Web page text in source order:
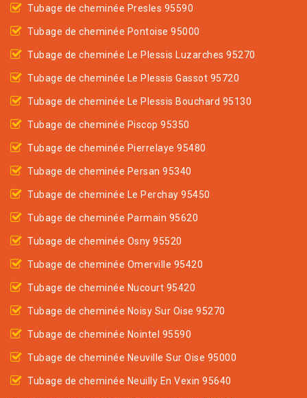
Tubage de cheminée Presles 95590
Tubage de cheminée Pontoise 95000
Tubage de cheminée Le Plessis Luzarches 95270
Tubage de cheminée Le Plessis Gassot 95720
Tubage de cheminée Le Plessis Bouchard 95130
Tubage de cheminée Piscop 95350
Tubage de cheminée Pierrelaye 95480
Tubage de cheminée Persan 95340
Tubage de cheminée Le Perchay 95450
Tubage de cheminée Parmain 95620
Tubage de cheminée Osny 95520
Tubage de cheminée Omerville 95420
Tubage de cheminée Nucourt 95420
Tubage de cheminée Noisy Sur Oise 95270
Tubage de cheminée Nointel 95590
Tubage de cheminée Neuville Sur Oise 95000
Tubage de cheminée Neuilly En Vexin 95640